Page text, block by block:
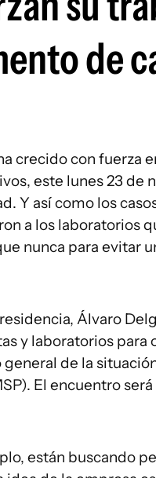
de
crecido con fuerza
este lunes 23 de
Y así como los
a los laboratorios
nunca para evitar
Álvaro
y laboratorios para
de la
El encuentro será
están buscando